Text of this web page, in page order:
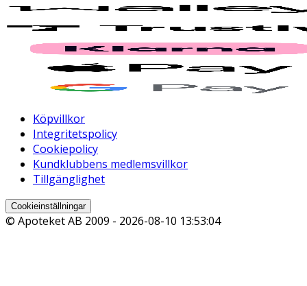
Köpvillkor
Integritetspolicy
Cookiepolicy
Kundklubbens medlemsvillkor
Tillgänglighet
Cookieinställningar
© Apoteket AB 2009 - 2026-08-10 13:53:04